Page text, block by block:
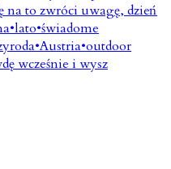
wcześnie i wysz